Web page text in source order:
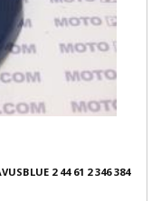
2 44 61 2 346 384